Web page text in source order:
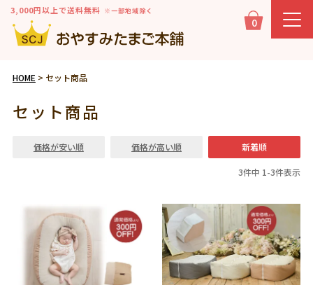
3,000円以上で送料無料 ※一部地域除く
0
HOME セット商品
セット商品
価格が安い順 価格が高い順 新着順
3件中 1-3件表示